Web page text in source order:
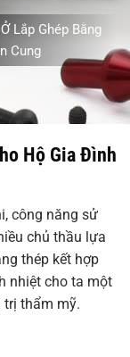
Lắp Ghép Bằng
Cung
Hộ Gia Đình
công năng sử
chủ thầu lựa
thép kết hợp
nhiệt cho ta một
trị thẩm mỹ.